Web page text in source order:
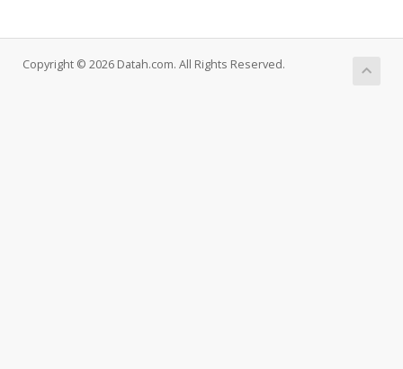
Copyright © 2026 Datah.com. All Rights Reserved.